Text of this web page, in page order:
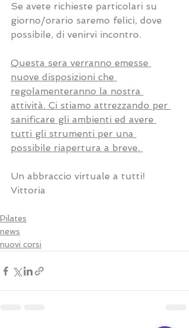
Se avete richieste particolari su
giorno/orario saremo felici, dove
possibile, di venirvi incontro.
Questa sera verranno emesse
nuove disposizioni che
regolamenteranno la nostra
attività. Ci stiamo attrezzando per
sanificare gli ambienti ed avere
tutti gli strumenti per una
possibile riapertura a breve.
Un abbraccio virtuale a tutti!
Vittoria
Pilates
news
nuovi corsi